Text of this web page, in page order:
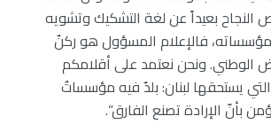
بعيداً عن لغة التشكيك وتشويه
فالإعلام المسؤول هو ركنٌ
الوطني. ونحن نعتمد على أقلامكم
يستحقها لبنان: بلدٌ فيه مؤسساتٌ
بأنّ الإرادة تصنع الفارق”.